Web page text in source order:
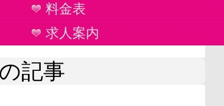
料金表
求人案内
記事